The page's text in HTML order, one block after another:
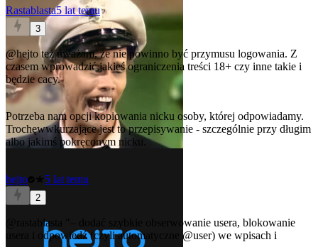
Rastablasta5 lat temu
3
@hejtoteż uważam, że nie powinno być przymusu logowania. Z
czasem wprowadzić jakieś ograniczenia treści 18+ czy inne takie i
będzie cacy.
Potrzeba nam opcji kopiowania nicku osoby, której odpowiadamy.
Trochęwwkurzające jest to przepisywanie - szczególnie przy długim
albo jakimś pokręconym nicku.
hejto 5 lat temu
2
@rastablasta
"– dodać szybkie obserwowanie usera, blokowanie
usera i odpowiedź (czyli automatyczne @user) we wpisach i